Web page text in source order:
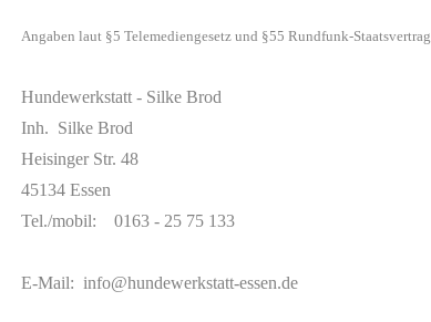
Angaben laut §5 Telemediengesetz und §55 Rundfunk-Staatsvertrag
Hundewerkstatt - Silke Brod
Inh. Silke Brod
Heisinger Str. 48
45134 Essen
Tel./mobil: 0163 - 25 75 133
E-Mail: info@hundewerkstatt-essen.de